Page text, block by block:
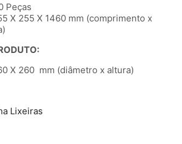
Peças
X 255 X 1460 mm (comprimento x
X 260 mm (diâmetro x altura)
Lixeiras